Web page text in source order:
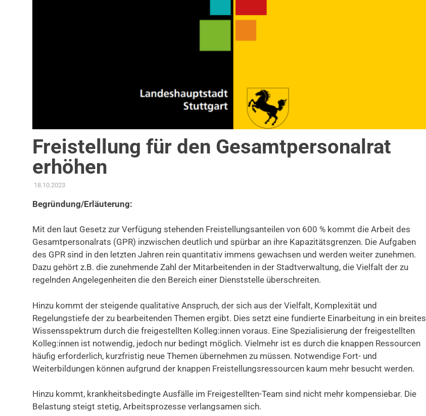
Freistellung für den Gesamtpersonalrat
erhöhen
18.10.2023ADMIN
AKTUELLES
Begründung/Erläuterung:
Mit den laut Gesetz zur Verfügung stehenden Freistellungsanteilen von 600 % kommt die Arbeit des
Gesamtpersonalrats (GPR) inzwischen deutlich und spürbar an ihre Kapazitätsgrenzen. Die Aufgaben
des GPR sind in den letzten Jahren rein quantitativ immens gewachsen und werden weiter zunehmen.
Dazu gehört z.B. die zunehmende Zahl der Mitarbeitenden in der Stadtverwaltung, die Vielfalt der zu
regelnden Angelegenheiten die den Bereich einer Dienststelle überschreiten.
Hinzu kommt der steigende qualitative Anspruch, der sich aus der Vielfalt, Komplexität und
Regelungstiefe der zu bearbeitenden Themen ergibt. Dies setzt eine fundierte Einarbeitung in ein breites
Wissensspektrum durch die freigestellten Kolleg:innen voraus. Eine Spezialisierung der freigestellten
Kolleg:innen ist notwendig, jedoch nur bedingt möglich. Vielmehr ist es durch die knappen Ressourcen
häufig erforderlich, kurzfristig neue Themen übernehmen zu müssen. Notwendige Fort- und
Weiterbildungen können aufgrund der knappen Freistellungsressourcen kaum mehr besucht werden.
Hinzu kommt, krankheitsbedingte Ausfälle im Freigestellten-Team sind nicht mehr kompensiebar. Die
Belastung steigt stetig, Arbeitsprozesse verlangsamen sich.